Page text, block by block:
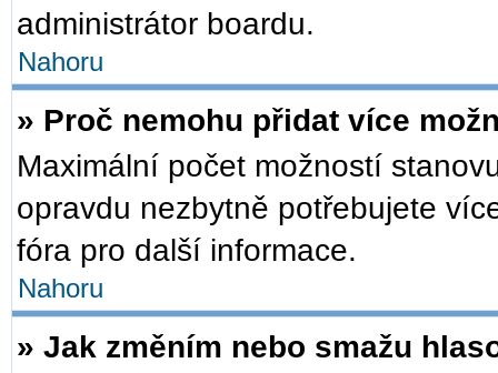
administrátor boardu.
Nahoru
» Proč nemohu přidat více
Maximální počet možností
opravdu nezbytně potřebujete
fóra pro další informace.
Nahoru
» Jak změním nebo smažu